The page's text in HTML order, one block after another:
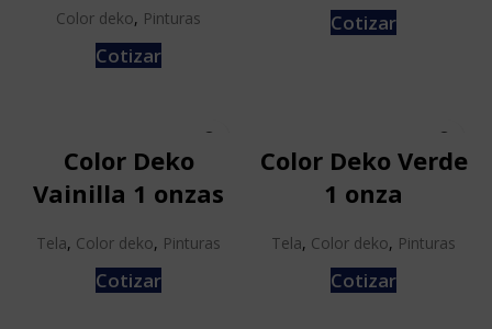
Color deko, Pinturas
Cotizar
Cotizar
Color Deko
Vainilla 1 onzas
Tela, Color deko, Pinturas
Cotizar
Color Deko Verde
1 onza
Tela, Color deko, Pinturas
Cotizar